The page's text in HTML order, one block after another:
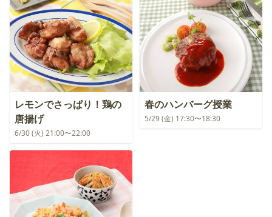
レモンでさっぱり！鶏の
唐揚げ
6/30 (火) 21:00〜22:00
春のハンバーグ授業
5/29 (金) 17:30〜18:30